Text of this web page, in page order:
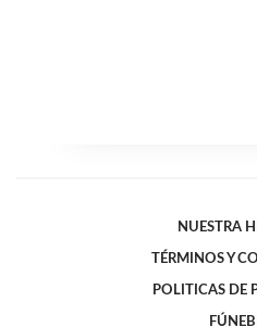
NUESTRA
TÉRMINOS Y
POLITICAS DE